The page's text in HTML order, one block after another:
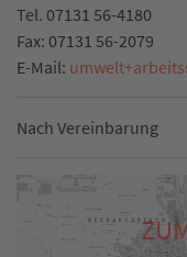
Tel. 07131 56-4180
Fax: 07131 56-2079
E-Mail:
Nach Vereinbarung